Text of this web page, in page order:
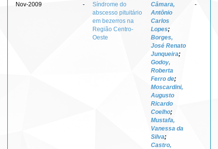
Nov-2009 -
Síndrome do
abscesso pituitário
em bezerros na
Região Centro-
Oeste
Câmara,
Antônio
Carlos
Lopes;
Borges,
José Renato
Junqueira;
Godoy,
Roberta
Ferro de;
Moscardini,
Augusto
Ricardo
Coelho;
Mustafa,
Vanessa da
Silva;
Castro,
-